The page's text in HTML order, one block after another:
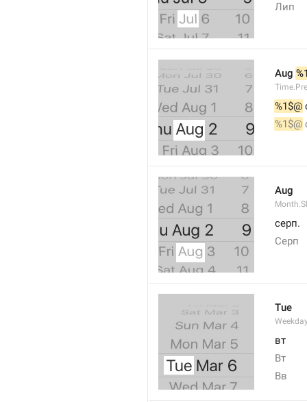
Лип
Aug
%1$@
%1$@
Aug
серп.
Серп
Tue
вт
Вт
Вв